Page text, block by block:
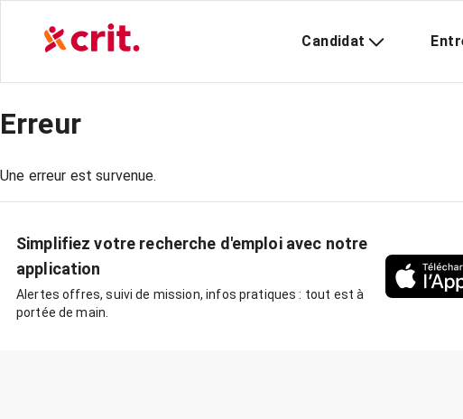
Candidat
Erreur
Une erreur est survenue.
Simplifiez votre recherche d'emploi avec notre
application
Alertes offres, suivi de mission, infos pratiques : tout est à
portée de main.